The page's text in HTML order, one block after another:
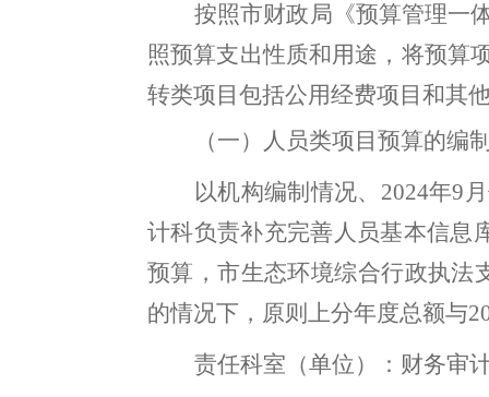
按照市财政局《预算管理一
照预算支出性质和用途 ， 将预算
转类项目包括公用经费项目和其
（一）人员类项目预算的编
以机构编制情况、 2024年9
计科负责补充完善人员基本信息
预算 ，市生态环境综合行政执法
的情况下，原则上分年度总额与
责任科室（单位）：财务审